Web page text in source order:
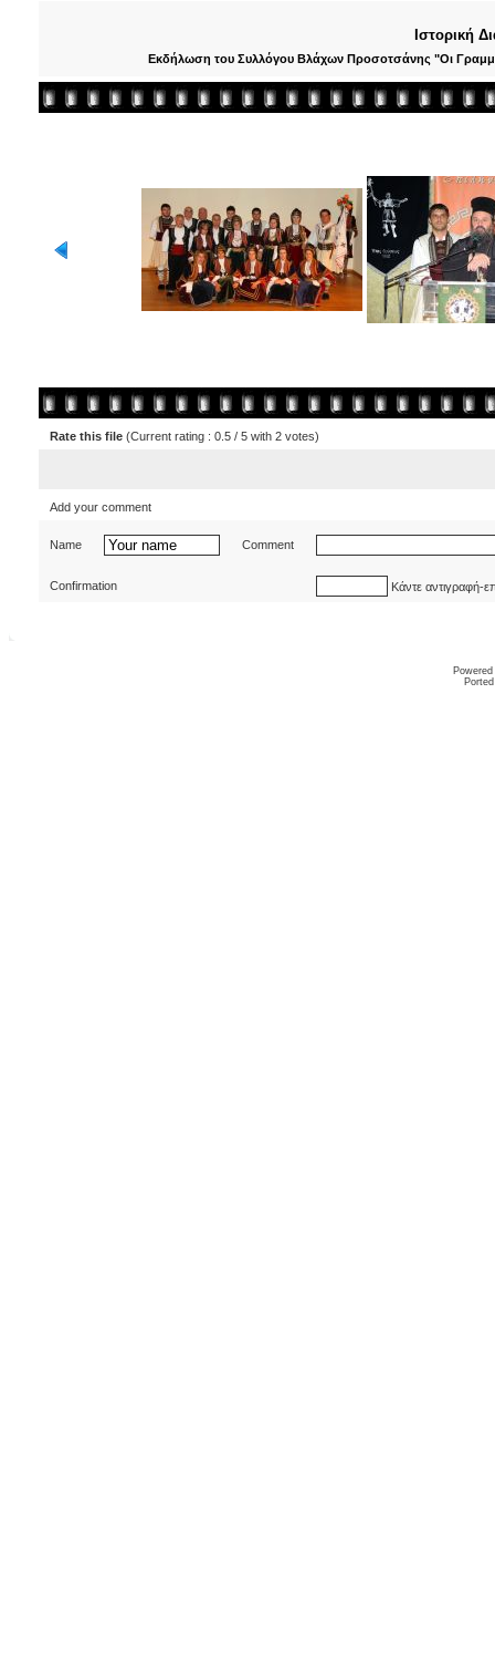
Ιστορική
Εκδήλωση του Συλλόγου Βλάχων Προσοτσάνης "Οι
Rate this file (Current rating : 0.5 / 5 with 2 votes)
Add your comment
Name Comment
Confirmation Κάντε αντιγραφή-